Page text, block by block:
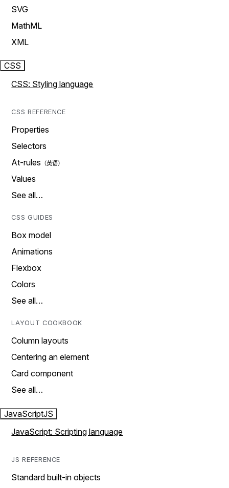
SVG
MathML
XML
CSS
CSS: Styling language
CSS REFERENCE
Properties
Selectors
At-rules
Values
See all…
CSS GUIDES
Box model
Animations
Flexbox
Colors
See all…
LAYOUT COOKBOOK
Column layouts
Centering an element
Card component
See all…
JavaScriptJS
JavaScript: Scripting language
JS REFERENCE
Standard built-in objects